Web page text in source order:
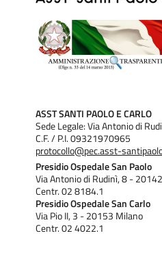
ASST SANTI PAOLO E CARLO
Sede Legale: Via Antonio di
C.F. / P.I. 09321970965
protocollo@pec.asst-
Presidio Ospedale San Paolo
Via Antonio di Rudinì, 8 -
Centr. 02 8184.1
Presidio Ospedale San Carlo
Via Pio II, 3 - 20153 Milano
Centr. 02 4022.1